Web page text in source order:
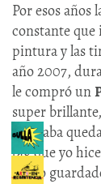
Por esos años
constante
pintura y las
año 2007,
le compró un
super
reflejaba
tag que yo
tengo